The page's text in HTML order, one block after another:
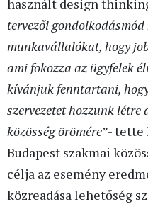
tervezői
munkavállalókat, hogy
ami fokozza az ügyfelek
kívánjuk fenntartani,
szervezetet hozzunk létre
közösség örömére”- tette
Budapest szakmai
célja az esemény
közreadása lehetőség